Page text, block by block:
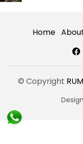
Home
© Copyright